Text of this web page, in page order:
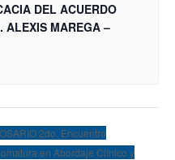
DEL ACUERDO
ALEXIS MAREGA –
2do. Encuentro
en Abordaje Clínico y